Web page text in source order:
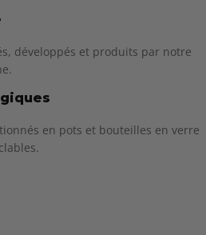
développés et produits par notre
en pots et bouteilles en verre